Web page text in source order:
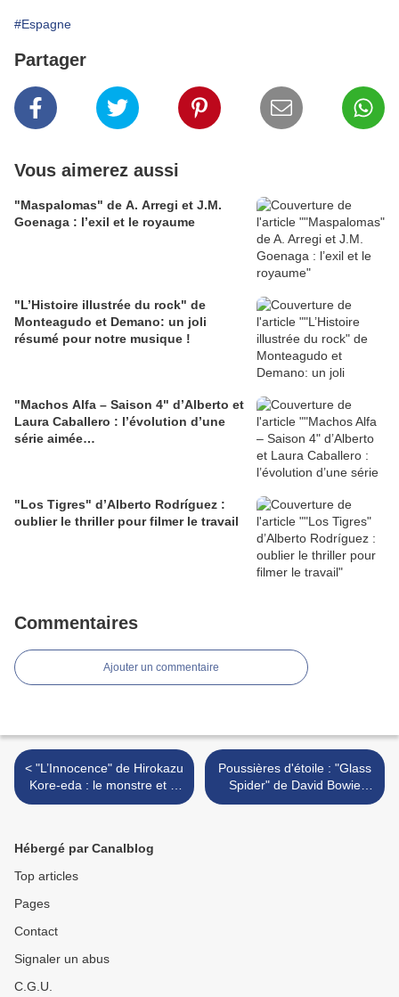
#Espagne
Partager
Vous aimerez aussi
"Maspalomas" de A. Arregi et J.M.
Goenaga : l’exil et le royaume
"L’Histoire illustrée du rock" de
Monteagudo et Demano: un joli
résumé pour notre musique !
"Machos Alfa – Saison 4" d’Alberto et
Laura Caballero : l’évolution d’une
série aimée…
"Los Tigres" d’Alberto Rodríguez :
oublier le thriller pour filmer le travail
Commentaires
Ajouter un commentaire
< "L’Innocence" de Hirokazu
Kore-eda : le monstre et le
puzzle…
Poussières d'étoile : "Glass
Spider" de David Bowie
(1988) >
Hébergé par Canalblog
Top articles
Pages
Contact
Signaler un abus
C.G.U.